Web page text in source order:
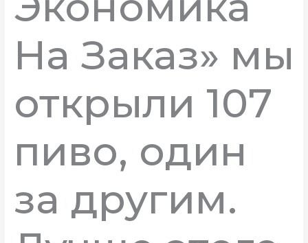
На Заказ» мы
открыли 107
пиво, один
за другим.